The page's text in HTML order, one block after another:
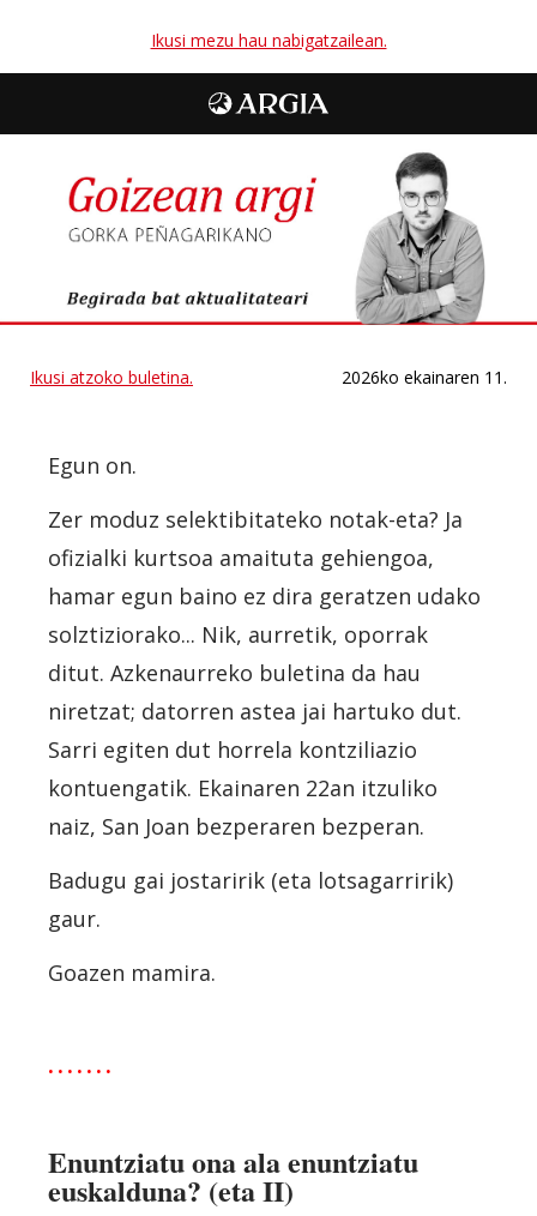
Ikusi mezu hau nabigatzailean.
Ikusi atzoko buletina. 2026ko ekainaren 11.
Egun on.
Zer moduz selektibitateko notak-eta? Ja
ofizialki kurtsoa amaituta gehiengoa,
hamar egun baino ez dira geratzen udako
solztiziorako... Nik, aurretik, oporrak
ditut. Azkenaurreko buletina da hau
niretzat; datorren astea jai hartuko dut.
Sarri egiten dut horrela kontziliazio
kontuengatik. Ekainaren 22an itzuliko
naiz, San Joan bezperaren bezperan.
Badugu gai jostaririk (eta lotsagarririk)
gaur.
Goazen mamira.
· · · · · · ·
Enuntziatu ona ala enuntziatu
euskalduna? (eta II)